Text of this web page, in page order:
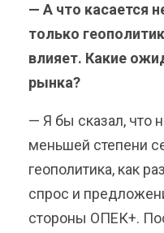
— А что касается
только
влияет. Какие
рынка?
— Я бы сказал, что
меньшей степени
геополитика, как
спрос и
стороны ОПЕК+.